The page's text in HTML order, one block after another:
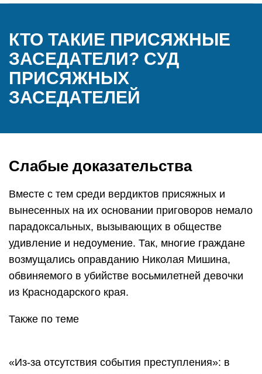
КТО ТАКИЕ ПРИСЯЖНЫЕ
ЗАСЕДАТЕЛИ? СУД
ПРИСЯЖНЫХ
ЗАСЕДАТЕЛЕЙ
Слабые доказательства
Вместе с тем среди вердиктов присяжных и
вынесенных на их основании приговоров немало
парадоксальных, вызывающих в обществе
удивление и недоумение. Так, многие граждане
возмущались оправданию Николая Мишина,
обвиняемого в убийстве восьмилетней девочки
из Краснодарского края.
Также по теме
«Из-за отсутствия события преступления»: в